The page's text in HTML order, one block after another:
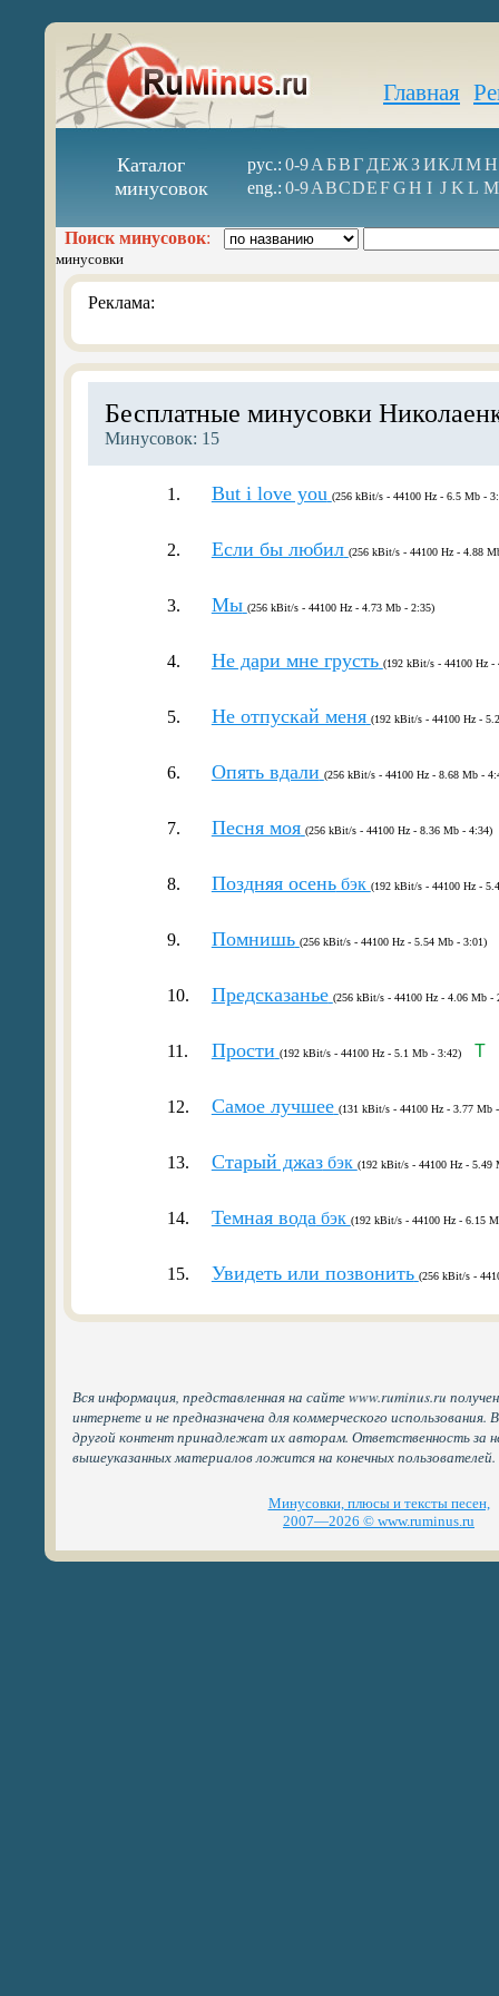
Главная
Каталог
минусовок
рус.: 0-9А БВГ ДЕЖ З ИКЛМН
eng.: 0-9ABCDEFGH I J K L M
Поиск минусовок:
минусовки
Реклама:
Бесплатные минусовки
Минусовок: 15
1. But i love you (256 kBit/s - 44100 Hz - 6.5 Mb -
2. Если бы любил (256 kBit/s - 44100 Hz - 4.88
3. Мы (256 kBit/s - 44100 Hz - 4.73 Mb - 2:35)
4. Не дари мне грусть (192 kBit/s - 44100 Hz -
5. Не отпускай меня (192 kBit/s - 44100 Hz -
6. Опять вдали (256 kBit/s - 44100 Hz - 8.68 Mb -
7. Песня моя (256 kBit/s - 44100 Hz - 8.36 Mb - 4:34)
8. Поздняя осеньбэк (192 kBit/s - 44100 Hz -
9. Помнишь (256 kBit/s - 44100 Hz - 5.54 Mb - 3:01)
10. Предсказанье (256 kBit/s - 44100 Hz - 4.06 Mb -
11. Прости (192 kBit/s - 44100 Hz - 5.1 Mb - 3:42) T
12. Самое лучшее (131 kBit/s - 44100 Hz - 3.77 Mb
13. Старый джазбэк (192 kBit/s - 44100 Hz - 5.49
14. Темная вода бэк (192 kBit/s - 44100 Hz - 6.15
15. Увидеть или позвонить (256 kBit/s -
Вся информация, представленная на сайте www.ruminus.ru
интернете и не предназначена для коммерческого
другой контент принадлежат их авторам. Ответственность за
вышеуказанных материалов ложится на конечных пользователей.
Минусовки, плюсы и тексты песен,
2007—2026 © www.ruminus.ru